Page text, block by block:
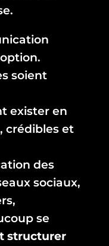
soient
exister en
crédibles et
des
sociaux,
se
structurer